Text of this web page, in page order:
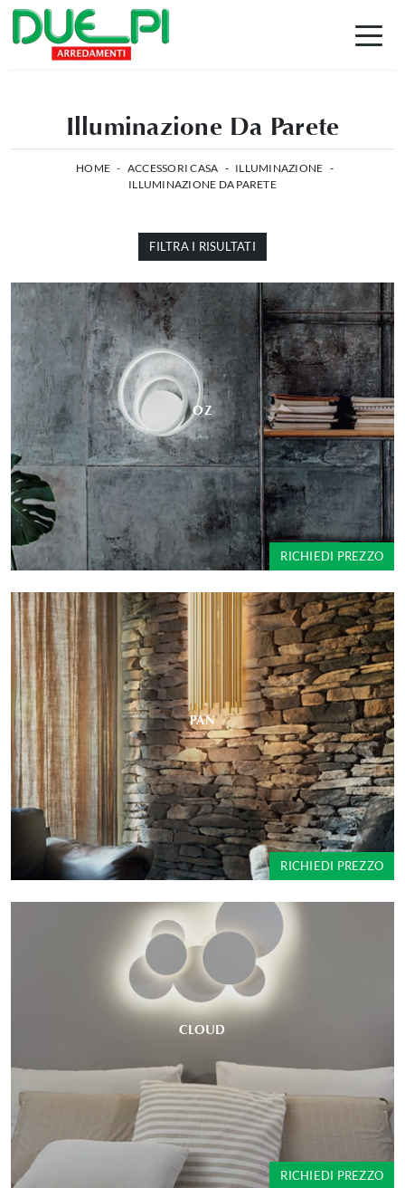
Illuminazione Da Parete
HOME - ACCESSORI CASA - ILLUMINAZIONE -
ILLUMINAZIONE DA PARETE
FILTRA I RISULTATI
OZ
RICHIEDI PREZZO
PAN
RICHIEDI PREZZO
CLOUD
RICHIEDI PREZZO